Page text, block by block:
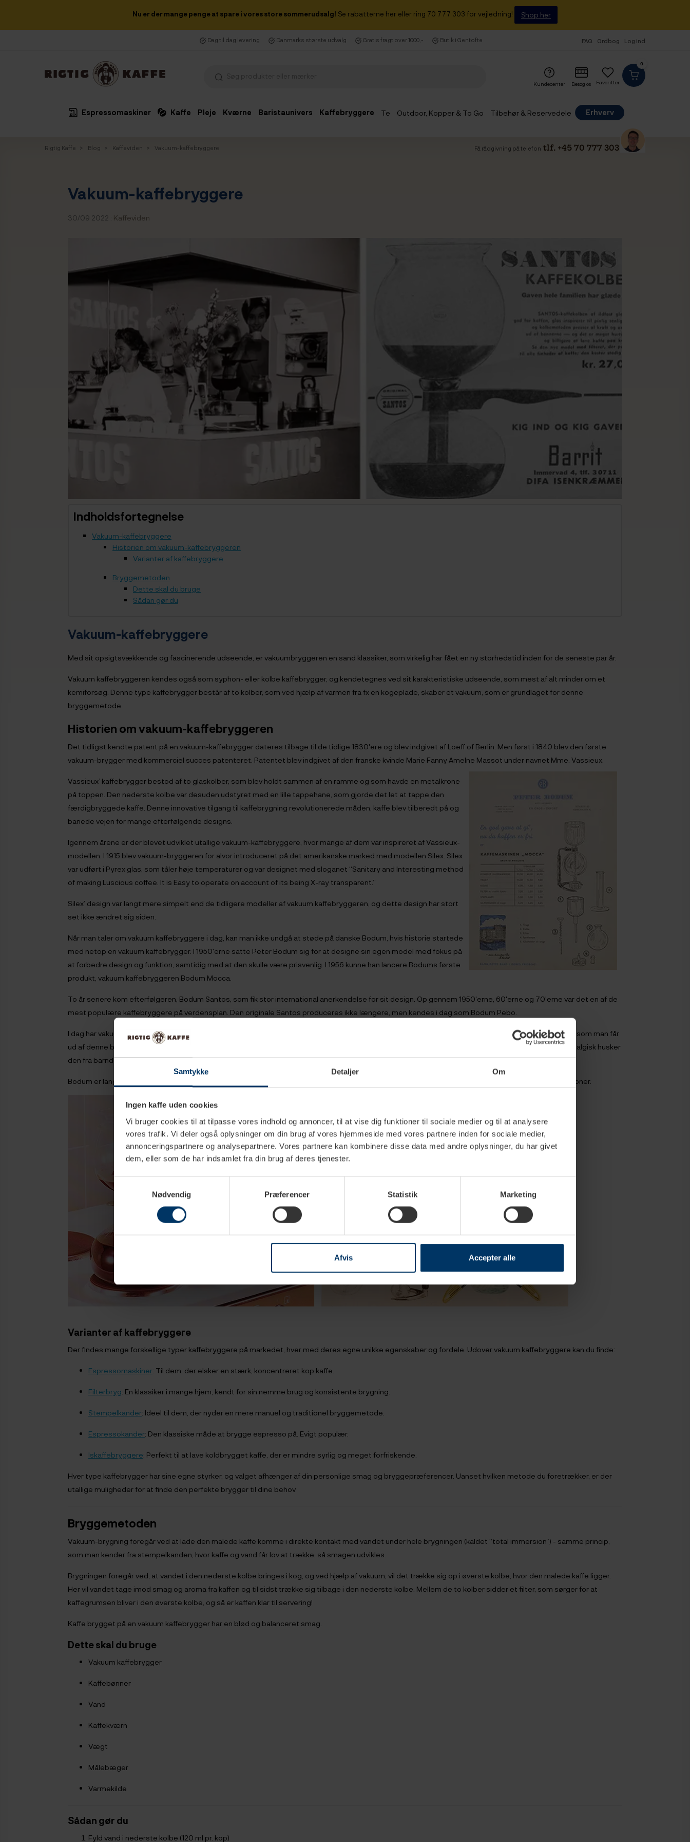
Samtykke Detaljer Om
Ingen kaffe uden cookies
Vi bruger cookies til at tilpasse vores indhold og annoncer, til at vise dig funktioner til sociale medier og til at analysere
vores trafik. Vi deler også oplysninger om din brug af vores hjemmeside med vores partnere inden for sociale medier,
annonceringspartnere og analysepartnere. Vores partnere kan kombinere disse data med andre oplysninger, du har givet
dem, eller som de har indsamlet fra din brug af deres tjenester.
Samtykkevalg
Nødvendig
Præferencer Statistik Marketing
Afvis Accepter alle
Nu er der mange penge at spare i vores store sommerudsalg! Se rabatterne her eller ring 70 777 303 for vejledning! Shop her
Dag til dag levering Danmarks største udvalg Gratis fragt over 1000,- Butik i Gentofte FAQ Ordbog Log ind
0
Favoritter
Kundecenter Besøg os
Espressomaskiner Kaffe Pleje Kværne Baristaunivers Kaffebryggere Te Outdoor, Kopper & To Go Tilbehør & Reservedele
Erhverv
Rigtig Kaffe Blog Kaffeviden Vakuum-kaffebryggere Få rådgivning på telefon tlf. +45 70 777 303
Vakuum-kaffebryggere
30/09 2022 : Kaffeviden
Indholdsfortegnelse
Vakuum-kaffebryggere
Historien om vakuum-kaffebryggeren
Varianter af kaffebryggere
Bryggemetoden
Dette skal du bruge
Sådan gør du
Vakuum-kaffebryggere
Med sit opsigtsvækkende og fascinerende udseende, er vakuumbryggeren en sand klassiker, som virkelig har fået en ny storhedstid inden for de seneste par år.
Vakuum kaffebryggeren kendes også som syphon- eller kolbe kaffebrygger, og kendetegnes ved sit karakteristiske udseende, som mest af alt minder om et
kemiforsøg. Denne type kaffebrygger består af to kolber, som ved hjælp af varmen fra fx en kogeplade, skaber et vakuum, som er grundlaget for denne
bryggemetode
Historien om vakuum-kaffebryggeren
Det tidligst kendte patent på en vakuum-kaffebrygger dateres tilbage til de tidlige 1830'ere og blev indgivet af Loeff of Berlin. Men først i 1840 blev den første
vakuum-brygger med kommerciel succes patenteret. Patentet blev indgivet af den franske kvinde Marie Fanny Amelne Massot under navnet Mme. Vassieux.
Vassieux’ kaffebrygger bestod af to glaskolber, som blev holdt sammen af en ramme og som havde en metalkrone
på toppen. Den nederste kolbe var desuden udstyret med en lille tappehane, som gjorde det let at tappe den
færdigbryggede kaffe. Denne innovative tilgang til kaffebrygning revolutionerede måden, kaffe blev tilberedt på og
banede vejen for mange efterfølgende designs.
Igennem årene er der blevet udviklet utallige vakuum-kaffebryggere, hvor mange af dem var inspireret af Vassieux-
modellen. I 1915 blev vakuum-bryggeren for alvor introduceret på det amerikanske marked med modellen Silex. Silex
var udført i Pyrex glas, som tåler høje temperaturer og var designet med sloganet “Sanitary and Interesting method
of making Luscious coffee. It is Easy to operate on account of its being X-ray transparent.”
Silex’ design var langt mere simpelt end de tidligere modeller af vakuum kaffebryggeren, og dette design har stort
set ikke ændret sig siden.
Når man taler om vakuum kaffebryggere i dag, kan man ikke undgå at støde på danske Bodum, hvis historie startede
med netop en vakuum kaffebrygger. I 1950'erne satte Peter Bodum sig for at designe sin egen model med fokus på
at forbedre design og funktion, samtidig med at den skulle være prisvenlig. I 1956 kunne han lancere Bodums første
produkt, vakuum kaffebryggeren Bodum Mocca.
To år senere kom efterfølgeren, Bodum Santos, som fik stor international anerkendelse for sit design. Op gennem 1950'erne, 60'erne og 70'erne var det en af de
mest populære kaffebryggere på verdensplan. Den originale Santos produceres ikke længere, men kendes i dag som Bodum Pebo.
I dag har vakuum kaffebryggeren fået en renæssance med sit karakteristiske look, sin effektivitet og ikke mindst på grund af det fantastiske resultat, som man får
ud af denne bryggemetode. Bodums Pebo er en ægte klassiker, som findes i mange hjem verden over, og som er kendt og elsket af mange, der nostalgisk husker
den fra barndomshjemmet. I 2017 lancerede Bodum desuden sin elektriske udgave, ePebo.
Bodum er langt fra den eneste på markedet, der producerer denne type kaffebrygger - japanske Hario er ligeledes kendt for sit store udvalg af syphoner.
Varianter af kaffebryggere
Der findes mange forskellige typer kaffebryggere på markedet, hver med deres egne unikke egenskaber og fordele. Udover vakuum kaffebryggere kan du finde:
Espressomaskiner: Til dem, der elsker en stærk, koncentreret kop kaffe.
Filterbryg: En klassiker i mange hjem, kendt for sin nemme brug og konsistente brygning.
Stempelkander: Ideel til dem, der nyder en mere manuel og traditionel bryggemetode.
Espressokander: Den klassiske måde at brygge espresso på. Evigt populær.
Iskaffebryggere: Perfekt til at lave koldbrygget kaffe, der er mindre syrlig og meget forfriskende.
Hver type kaffebrygger har sine egne styrker, og valget afhænger af din personlige smag og bryggepræferencer. Uanset hvilken metode du foretrækker, er der
utallige muligheder for at finde den perfekte brygger til dine behov
Bryggemetoden
Vakuum-brygning foregår ved at lade den malede kaffe komme i direkte kontakt med vandet under hele brygningen (kaldet “total immersion”) - samme princip,
som man kender fra stempelkanden, hvor kaffe og vand får lov at trække, så smagen udvikles.
Brygningen foregår ved, at vandet i den nederste kolbe bringes i kog, og ved hjælp af vakuum, vil det trække sig op i øverste kolbe, hvor den malede kaffe ligger.
Her vil vandet tage imod smag og aroma fra kaffen og til sidst trække sig tilbage i den nederste kolbe. Mellem de to kolber sidder et filter, som sørger for at
kaffegrumsen bliver i den øverste kolbe, og så er kaffen klar til servering!
Kaffe brygget på en vakuum kaffebrygger har en blød og balanceret smag.
Dette skal du bruge
Vakuum kaffebrygger
Kaffebønner
Vand
Kaffekværn
Vægt
Målebæger
Varmekilde
Sådan gør du
Fyld vand i nederste kolbe (120 ml pr. kop)